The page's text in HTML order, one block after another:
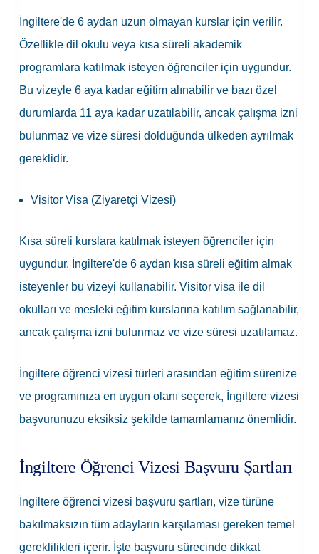
İngiltere'de 6 aydan uzun olmayan kurslar için verilir.
Özellikle dil okulu veya kısa süreli akademik
programlara katılmak isteyen öğrenciler için uygundur.
Bu vizeyle 6 aya kadar eğitim alınabilir ve bazı özel
durumlarda 11 aya kadar uzatılabilir, ancak çalışma izni
bulunmaz ve vize süresi dolduğunda ülkeden ayrılmak
gereklidir.
Visitor Visa (Ziyaretçi Vizesi)
Kısa süreli kurslara katılmak isteyen öğrenciler için
uygundur. İngiltere'de 6 aydan kısa süreli eğitim almak
isteyenler bu vizeyi kullanabilir. Visitor visa ile dil
okulları ve mesleki eğitim kurslarına katılım sağlanabilir,
ancak çalışma izni bulunmaz ve vize süresi uzatılamaz.
İngiltere öğrenci vizesi türleri arasından eğitim sürenize
ve programınıza en uygun olanı seçerek, İngiltere vizesi
başvurunuzu eksiksiz şekilde tamamlamanız önemlidir.
İngiltere Öğrenci Vizesi Başvuru Şartları
İngiltere öğrenci vizesi başvuru şartları, vize türüne
bakılmaksızın tüm adayların karşılaması gereken temel
gereklilikleri içerir. İşte başvuru sürecinde dikkat